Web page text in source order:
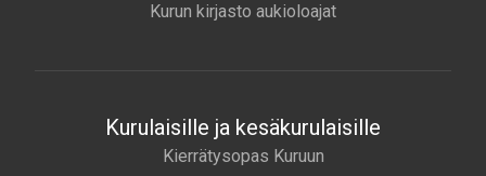
Kurun kirjasto aukioloajat
Kurulaisille ja kesäkurulaisille
Kierrätysopas Kuruun